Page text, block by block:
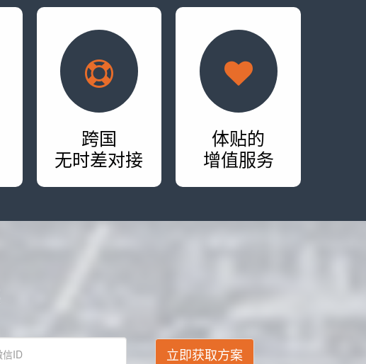
跨国
无时差对接
体贴的
增值服务
立即获取方案